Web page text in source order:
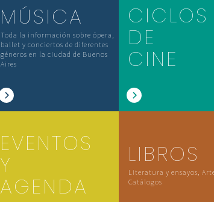
MÚSICA
Toda la información sobre ópera,
ballet y conciertos de diferentes
géneros en la ciudad de Buenos
Aires
CICLOS
DE
CINE
EVENTOS
Y
AGENDA
LIBROS
Literatura y ensayos,
Catálogos